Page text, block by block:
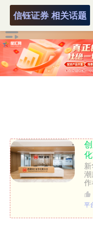
信钰证券 相关话题
平